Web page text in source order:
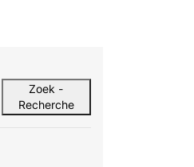
Zoek -
Recherche